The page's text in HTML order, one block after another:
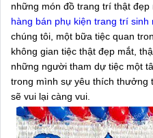
những món đồ trang trí thật
hàng bán phụ kiện trang trí sinh
chúng tôi, một bữa tiệc quan
không gian tiệc thật đẹp mắt,
những người tham dự tiệc một
trong mình sự yêu thích thưởng
sẽ vui lại càng vui.